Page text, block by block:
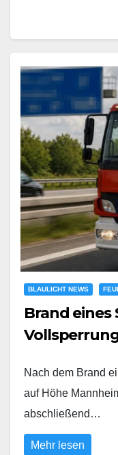
BLAULICHT NEWS
Brand eines
Nach dem Brand
auf Höhe
abschließend…
Mehr lesen